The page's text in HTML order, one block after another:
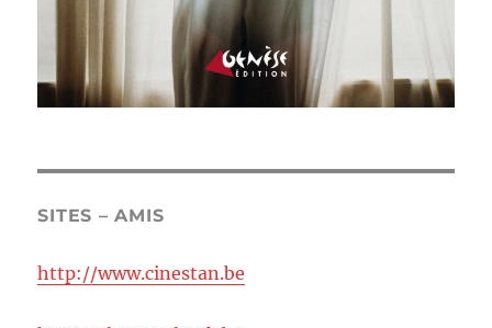
SITES – AMIS
http://www.cinestan.be